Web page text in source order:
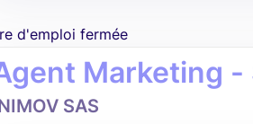
d'emploi fermée
Marketing -
SAS